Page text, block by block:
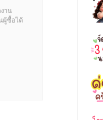
าน
ผู้ซื้อได้